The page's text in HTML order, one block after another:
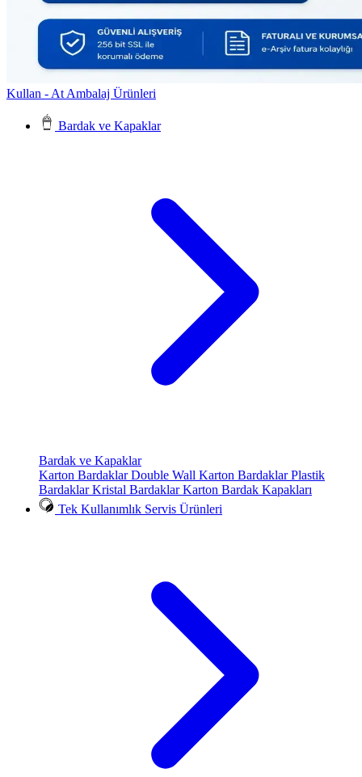
Kullan - At Ambalaj Ürünleri
Bardak ve Kapaklar
Bardak ve Kapaklar
Karton BardaklarDouble Wall Karton BardaklarPlastik
BardaklarKristal BardaklarKarton Bardak Kapakları
Tek Kullanımlık Servis Ürünleri